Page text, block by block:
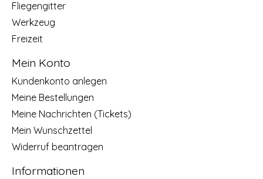
Fliegengitter
Werkzeug
Freizeit
Mein Konto
Kundenkonto anlegen
Meine Bestellungen
Meine Nachrichten (Tickets)
Mein Wunschzettel
Widerruf beantragen
Informationen